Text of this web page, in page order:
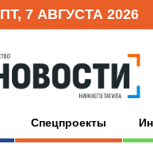
ПТ, 7 АВГУСТА 2026
Спецпроекты